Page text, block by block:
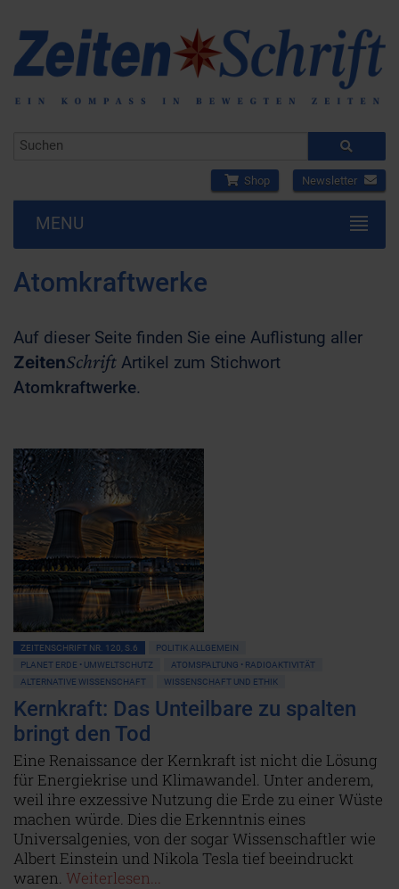
Shop Newsletter
MENU
Atomkraftwerke
Auf dieser Seite finden Sie eine Auflistung aller
ZeitenSchrift Artikel zum Stichwort
Atomkraftwerke.
ZEITENSCHRIFT NR. 120, S.6
POLITIK ALLGEMEIN
PLANET ERDE • UMWELTSCHUTZ
ATOMSPALTUNG • RADIOAKTIVITÄT
ALTERNATIVE WISSENSCHAFT
WISSENSCHAFT UND ETHIK
Kernkraft: Das Unteilbare zu spalten
bringt den Tod
Eine Renaissance der Kernkraft ist nicht die Lösung
für Energiekrise und Klimawandel. Unter anderem,
weil ihre exzessive Nutzung die Erde zu einer Wüste
machen würde. Dies die Erkenntnis eines
Universalgenies, von der sogar Wissenschaftler wie
Albert Einstein und Nikola Tesla tief beeindruckt
waren. Weiterlesen...